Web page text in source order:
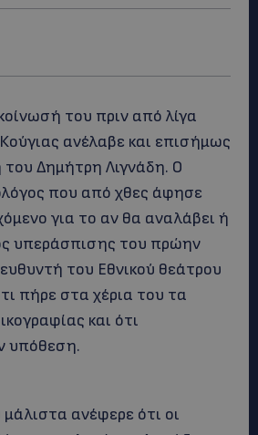
του πριν από λίγα
ανέλαβε και επισήμως
Δημήτρη Λιγνάδη. Ο
που από χθες άφησε
για το αν θα αναλάβει ή
υπεράσπισης του πρώην
του Εθνικού θεάτρου
πήρε στα χέρια του τα
και ότι
υπόθεση.
ανέφερε ότι οι